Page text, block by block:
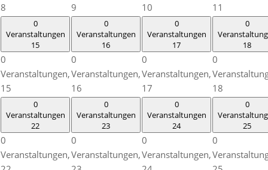
8
9
10
11
0
Veranstaltungen
15
0
Veranstaltungen,
15
0
Veranstaltungen
16
0
Veranstaltungen,
16
0
Veranstaltungen
17
0
Veranstaltungen,
17
0
18
0
18
0
Veranstaltungen
22
0
Veranstaltungen,
0
Veranstaltungen
23
0
Veranstaltungen,
0
Veranstaltungen
24
0
Veranstaltungen,
0
25
0